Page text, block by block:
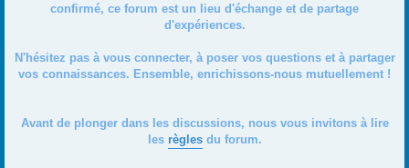
confirmé, ce forum est un lieu d'échange et de partage
d'expériences.
N'hésitez pas à vous connecter, à poser vos questions et à partager
vos connaissances. Ensemble, enrichissons-nous mutuellement !
Avant de plonger dans les discussions, nous vous invitons à lire
les règlesdu forum.